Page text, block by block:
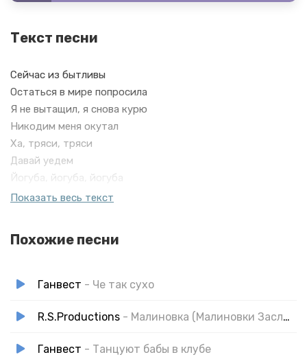
Текст песни
Сейчас из бытливы
Остаться в мире попросила
Я не вытащил, я снова курю
Никодим меня окутал
Ха, тряси, тряси
Давай уедем
Йогуба, йогуба, йогуба
Она хочет трясть моими деньгами
Показать весь текст
Похожие песни
Ганвест - Че так сухо
R.S.Productions - Малиновка (Малиновки Заслышав Голосок)
Ганвест - Танцуют бабы в клубе